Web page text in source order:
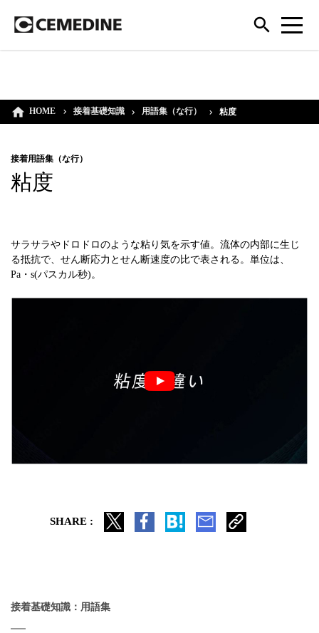
HOME 接着基礎知識 用語集（な行） 粘度
接着用語集（な行）
粘度
サラサラやドロドロのような粘り気を示す値。流体の内部に生じ
る抵抗で、せん断応力とせん断速度の比で表される。単位は、
Pa・s(パスカル秒)。
SHARE :
接着基礎知識：用語集